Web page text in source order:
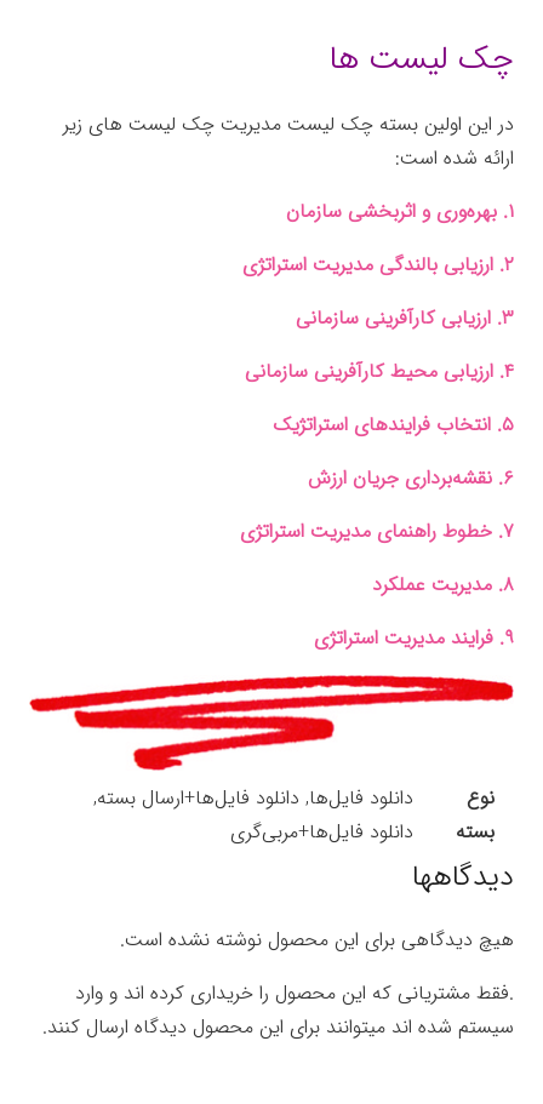
چک لیست‌ ها
در این اولین بسته چک لیست مدیریت چک لیست های زیر
ارائه شده است:
۱. بهره‌وری و اثربخشی سازمان
۲. ارزیابی بالندگی مدیریت استراتژی
۳. ارزیابی کارآفرینی سازمانی
۴. ارزیابی محیط کارآفرینی سازمانی
۵. انتخاب فرایندهای استراتژیک
۶. نقشه‌برداری جریان ارزش
۷. خطوط راهنمای مدیریت استراتژی
۸. مدیریت عملکرد
۹. فرایند مدیریت استراتژی
نوع
بسته
دانلود فایل‌ها, دانلود فایل‌ها+ارسال بسته,
دانلود فایل‌ها+مربی‌گری
دیدگاهها
هیچ دیدگاهی برای این محصول نوشته نشده است.
.فقط مشتریانی که این محصول را خریداری کرده اند و وارد
سیستم شده اند میتوانند برای این محصول دیدگاه ارسال کنند.